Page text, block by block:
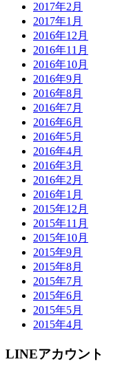
2017年2月
2017年1月
2016年12月
2016年11月
2016年10月
2016年9月
2016年8月
2016年7月
2016年6月
2016年5月
2016年4月
2016年3月
2016年2月
2016年1月
2015年12月
2015年11月
2015年10月
2015年9月
2015年8月
2015年7月
2015年6月
2015年5月
2015年4月
LINEアカウント